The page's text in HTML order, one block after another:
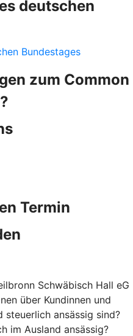
deutschen
Bundestages
zum Common
Termin
Schwäbisch Hall eG
über Kundinnen und
steuerlich ansässig sind?
im Ausland ansässig?